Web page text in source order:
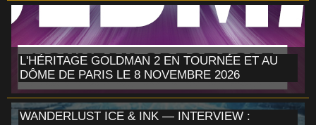
L'HÉRITAGE GOLDMAN 2 EN TOURNÉE ET AU
DÔME DE PARIS LE 8 NOVEMBRE 2026
WANDERLUST ICE & INK — INTERVIEW :